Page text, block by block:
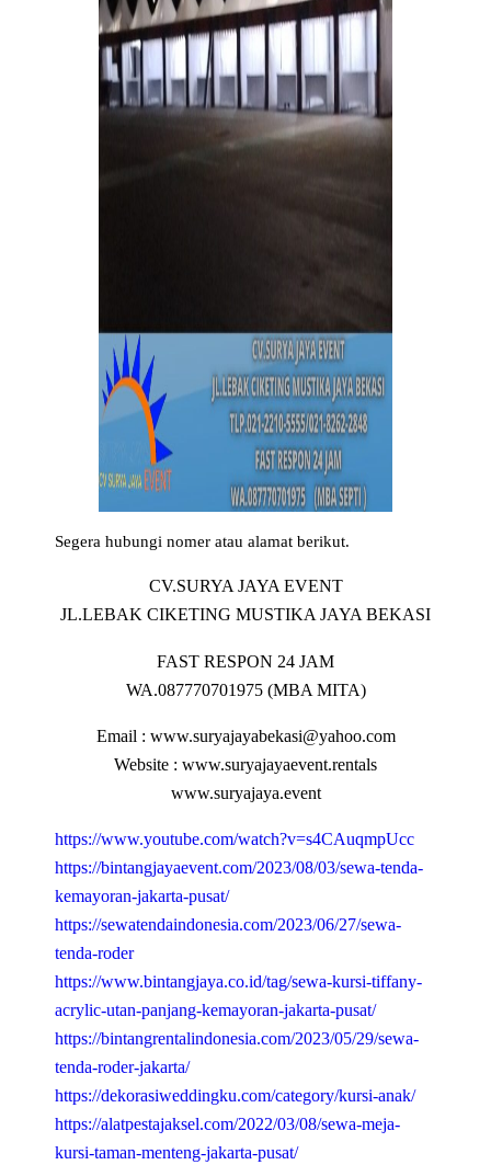
Segera hubungi nomer atau alamat berikut.
CV.SURYA JAYA EVENT
JL.LEBAK CIKETING MUSTIKA JAYA BEKASI
FAST RESPON 24 JAM
WA.087770701975 (MBA MITA)
Email : www.suryajayabekasi@yahoo.com
Website : www.suryajayaevent.rentals
www.suryajaya.event
https://www.youtube.com/watch?v=s4CAuqmpUcc
https://bintangjayaevent.com/2023/08/03/sewa-tenda-
kemayoran-jakarta-pusat/
https://sewatendaindonesia.com/2023/06/27/sewa-
tenda-roder
https://www.bintangjaya.co.id/tag/sewa-kursi-tiffany-
acrylic-utan-panjang-kemayoran-jakarta-pusat/
https://bintangrentalindonesia.com/2023/05/29/sewa-
tenda-roder-jakarta/
https://dekorasiweddingku.com/category/kursi-anak/
https://alatpestajaksel.com/2022/03/08/sewa-meja-
kursi-taman-menteng-jakarta-pusat/